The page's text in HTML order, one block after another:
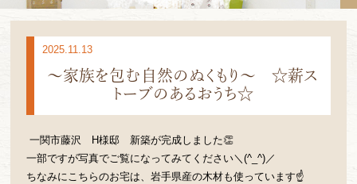
2025.11.13
～家族を包む自然のぬくもり～ ☆薪ス
トーブのあるおうち☆
一関市藤沢 H様邸 新築が完成しました👏
一部ですが写真でご覧になってみてください＼(^_^)／
ちなみにこちらのお宅は、岩手県産の木材も使っています☝